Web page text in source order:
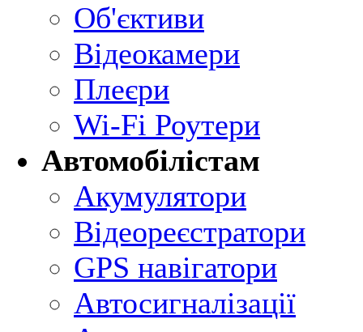
Об'єктиви
Відеокамери
Плеєри
Wi-Fi Роутери
Автомобілістам
Акумулятори
Відеореєстратори
GPS навігатори
Автосигналізації